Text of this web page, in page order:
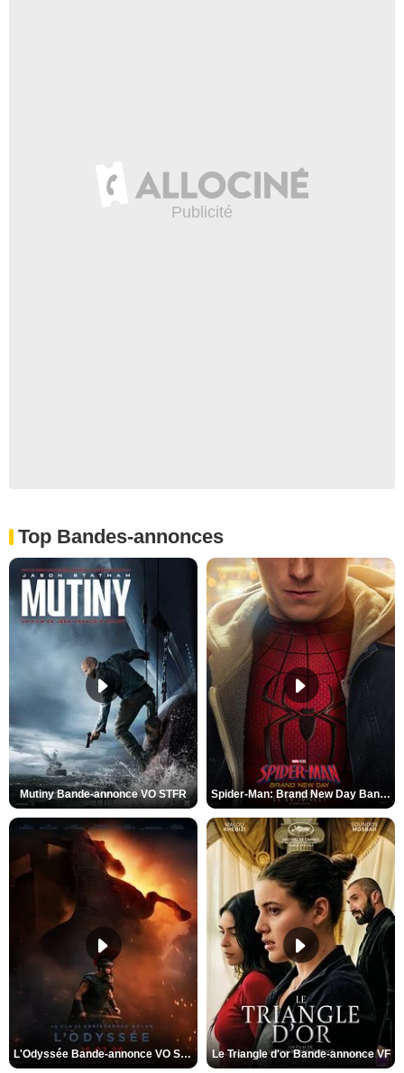
Top Bandes-annonces
Mutiny Bande-annonce VO STFR Spider-Man: Brand New Day Bande-annonce VO STFR
L'Odyssée Bande-annonce VO STFR Le Triangle d'or Bande-annonce VF